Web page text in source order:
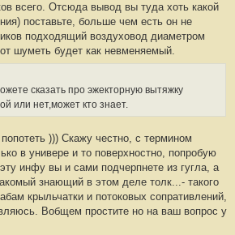
всего. Отсюда вывод вы туда хоть какой
поставьте, больше чем есть он не
подходящий воздуховод диаметром
шуметь будет как невменяемый.
сказать про эжекторную вытяжку
или нет,может кто знает.
))) Скажу честно, с термином
в универе и то поверхностно, попробую
инфу вы и сами подчерпнете из гугла, а
знающий в этом деле толк...- такого
крыльчатки и потоковых сопративлений,
Вобщем простите но на ваш вопрос у